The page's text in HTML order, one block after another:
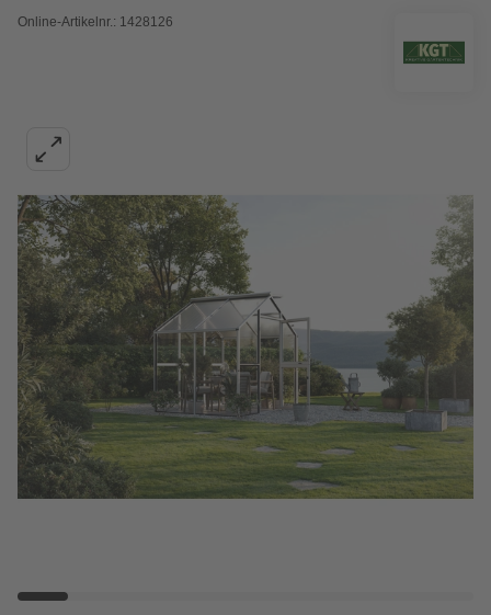
Online-Artikelnr.: 1428126